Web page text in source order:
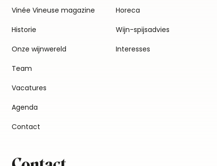
Vinée Vineuse magazine
Historie
Onze wijnwereld
Team
Vacatures
Agenda
Contact
Horeca
Wijn-spijsadvies
Interesses